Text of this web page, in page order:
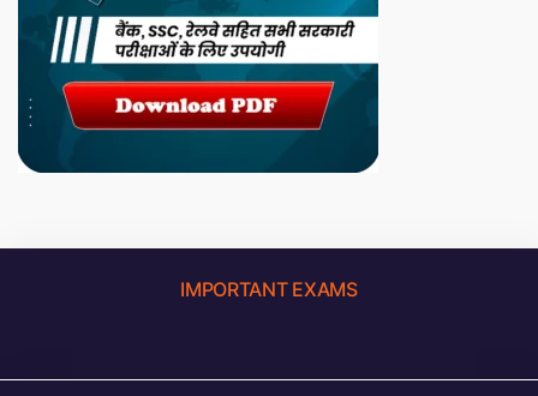
IMPORTANT EXAMS